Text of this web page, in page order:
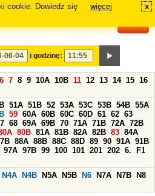
cookie. Dowiedz się
więcej x
i godzinę:
6 7 8 9 10A 10B 11 12 13 14 15 16
51A 51B 52 53A 53C 53B 54B 55A
59 60A 60B 60C 60D 61 62 63
68 69A 69B 70 71A 71B 72A 72B
80B 81A 81B 82A 82B 83 84A
88A 88B 88C 88D 89 90 91A 91B
97A 97B 99 100 101 201 202 6.
F1
N4A N4B N5A N5B N6 N7A N7B
N8